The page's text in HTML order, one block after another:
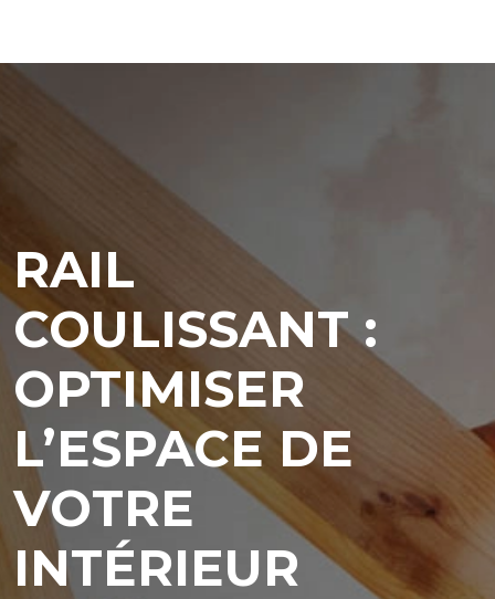
RAIL
COULISSANT :
OPTIMISER
L’ESPACE DE
VOTRE
INTÉRIEUR